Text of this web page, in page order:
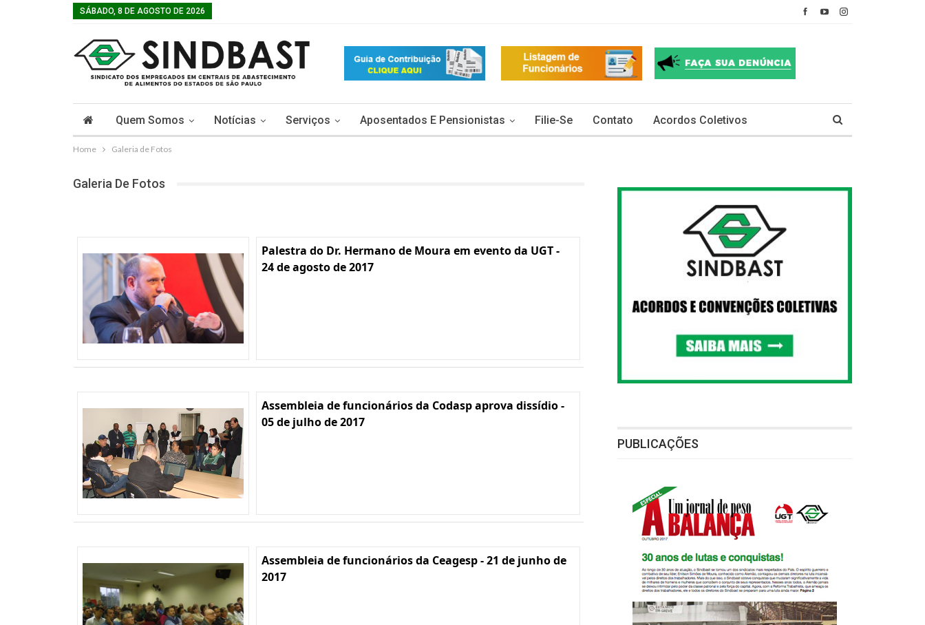
SÁBADO, 8 DE AGOSTO DE 2026
Quem Somos Notícias Serviços Aposentados E Pensionistas Filie-Se Contato Acordos Coletivos
Home Galeria de Fotos
Galeria De Fotos
Palestra do Dr. Hermano de Moura em evento da UGT -
24 de agosto de 2017
Assembleia de funcionários da Codasp aprova dissídio -
05 de julho de 2017
Assembleia de funcionários da Ceagesp - 21 de junho de
2017
PUBLICAÇÕES